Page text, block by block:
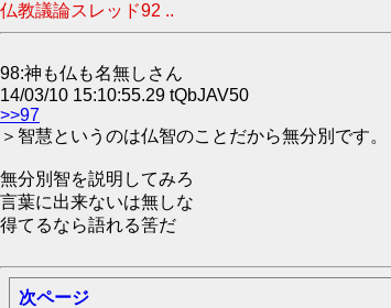
仏教議論スレッド92 ..
98:神も仏も名無しさん
14/03/10 15:10:55.29 tQbJAV50
>>97
＞智慧というのは仏智のことだから無分別です。
無分別智を説明してみろ
言葉に出来ないは無しな
得てるなら語れる筈だ
次ページ